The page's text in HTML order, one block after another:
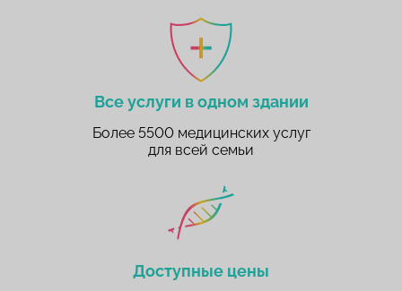
Все услуги в одном здании
Более 5500 медицинских услуг
для всей семьи
Доступные цены